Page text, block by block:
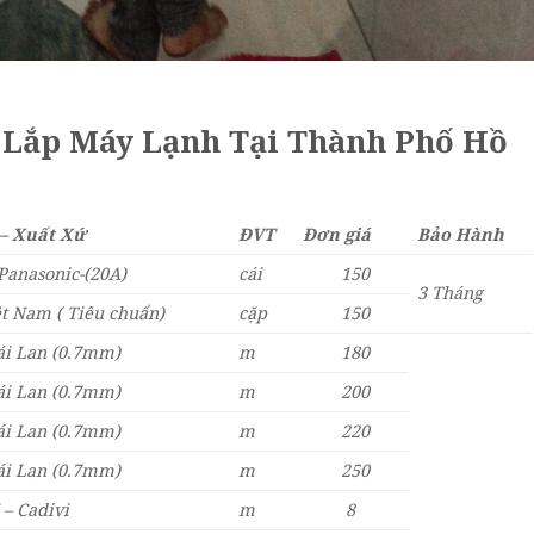
Máy Lạnh Tại Thành Phố Hồ
Xuất Xứ ĐVT Đơn giá
Bảo Hành
(20A)
cái
150
3Tháng
Nam ( Tiêu chuẩn)
cặp
150
Lan (0.7mm)
m
180
Lan (0.7mm)
m
200
Lan (0.7mm)
m
220
Lan (0.7mm)
m
250
Cadivi
m 8